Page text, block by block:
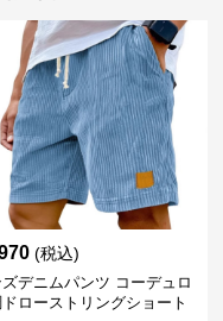
(税込)
ズデニムパンツ コーデュロ
ローストリングショート